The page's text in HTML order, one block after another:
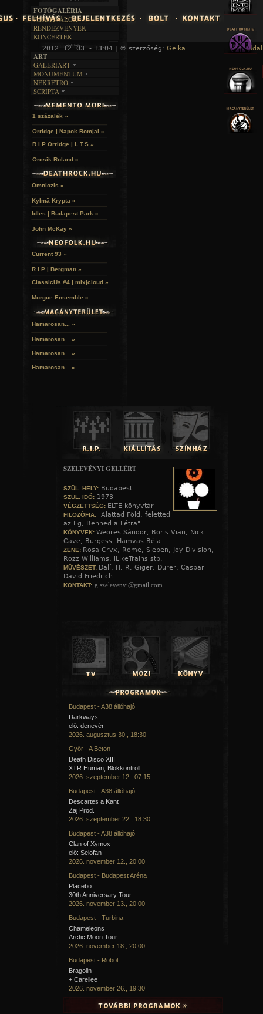
2012. 12. 03. - 13:04 | © szerzőség: Gelka « Főoldal
FOTÓGALÉRIA
FESZTIVÁLOK
RENDEZVÉNYEK
KONCERTEK
ART
GALERIART
ARTGALERI
KÉPREGÉNYEK
LAKÁSKULTS
MONUMENTUM
TEMETŐK
TEMPLOMOK
VÁRAK
HELYEK
NEKRETRO
SZUBKULT
FEKETE LYUK
RELIKVIÁK
SCRIPTA
NOVELLÁK
VERSEK
1 százalék »
Orridge | Napok Romjai »
R.I.P Orridge | L.T.S »
Orcsik Roland »
Omniozis »
Kylmä Krypta »
Idles | Budapest Park »
John McKay »
Current 93 »
R.I.P | Bergman »
ClassicUs #4 | mix|cloud »
Morgue Ensemble »
Hamarosan... »
Hamarosan... »
Hamarosan... »
Hamarosan... »
SZELEVÉNYI GELLÉRT
SZÜL. HELY: Budapest
SZÜL. IDŐ: 1973
VÉGZETTSÉG: ELTE könyvtár
FILOZÓFIA: "Alattad Föld, feletted
az Ég, Benned a Létra"
KÖNYVEK: Weöres Sándor, Boris Vian, Nick
Cave, Burgess, Hamvas Béla
ZENE: Rosa Crvx, Rome, Sieben, Joy Division,
Rozz Williams, iLikeTrains stb.
MŰVÉSZET: Dalí, H. R. Giger, Dürer, Caspar
David Friedrich
KONTAKT: g.szelevenyi@gmail.com
Budapest - A38 állóhajó
Darkways
elő: denevér
2026. augusztus 30., 18:30
Győr - A Beton
Death Disco XIII
XTR Human, Blokkontroll
2026. szeptember 12., 07:15
Budapest - A38 állóhajó
Descartes a Kant
Zaj Prod.
2026. szeptember 22., 18:30
Budapest - A38 állóhajó
Clan of Xymox
elő: Selofan
2026. november 12., 20:00
Budapest - Budapest Aréna
Placebo
30th Anniversary Tour
2026. november 13., 20:00
Budapest - Turbina
Chameleons
Arctic Moon Tour
2026. november 18., 20:00
Budapest - Robot
Bragolin
+ Carellee
2026. november 26., 19:30